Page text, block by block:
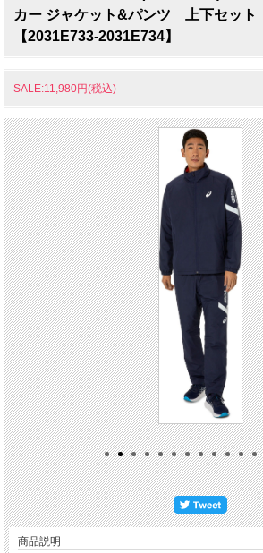
カー ジャケット&パンツ 上下セッ
【2031E733-2031E734】
SALE:11,980円(税込)
商品説明